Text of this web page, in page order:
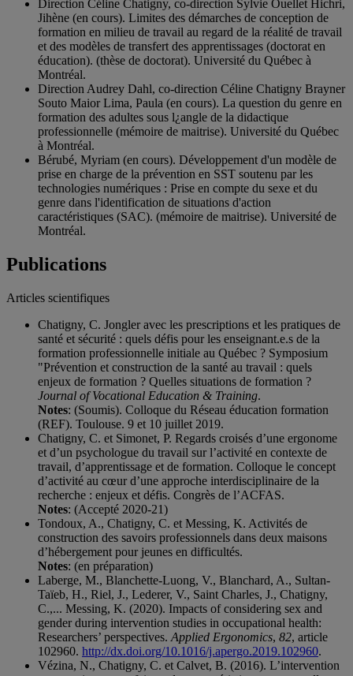
Direction Céline Chatigny, co-direction Sylvie Ouellet Hichri,
Jihène (en cours). Limites des démarches de conception de
formation en milieu de travail au regard de la réalité de travail
et des modèles de transfert des apprentissages (doctorat en
éducation). (thèse de doctorat). Université du Québec à
Montréal.
Direction Audrey Dahl, co-direction Céline Chatigny Brayner
Souto Maior Lima, Paula (en cours). La question du genre en
formation des adultes sous l¿angle de la didactique
professionnelle (mémoire de maitrise). Université du Québec
à Montréal.
Bérubé, Myriam (en cours). Développement d'un modèle de
prise en charge de la prévention en SST soutenu par les
technologies numériques : Prise en compte du sexe et du
genre dans l'identification de situations d'action
caractéristiques (SAC). (mémoire de maitrise). Université de
Montréal.
Publications
Articles scientifiques
Chatigny, C. Jongler avec les prescriptions et les pratiques de
santé et sécurité : quels défis pour les enseignant.e.s de la
formation professionnelle initiale au Québec ? Symposium
"Prévention et construction de la santé au travail : quels
enjeux de formation ? Quelles situations de formation ?
Journal of Vocational Education & Training.
Notes: (Soumis). Colloque du Réseau éducation formation
(REF). Toulouse. 9 et 10 juillet 2019.
Chatigny, C. et Simonet, P. Regards croisés d’une ergonome
et d’un psychologue du travail sur l’activité en contexte de
travail, d’apprentissage et de formation. Colloque le concept
d’activité au cœur d’une approche interdisciplinaire de la
recherche : enjeux et défis. Congrès de l’ACFAS.
Notes: (Accepté 2020-21)
Tondoux, A., Chatigny, C. et Messing, K. Activités de
construction des savoirs professionnels dans deux maisons
d’hébergement pour jeunes en difficultés.
Notes: (en préparation)
Laberge, M., Blanchette-Luong, V., Blanchard, A., Sultan-
Taïeb, H., Riel, J., Lederer, V., Saint Charles, J., Chatigny,
C.,... Messing, K. (2020). Impacts of considering sex and
gender during intervention studies in occupational health:
Researchers’ perspectives. Applied Ergonomics, 82, article
102960. http://dx.doi.org/10.1016/j.apergo.2019.102960.
Vézina, N., Chatigny, C. et Calvet, B. (2016). L’intervention